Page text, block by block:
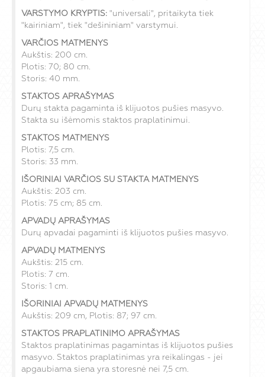
VARSTYMO KRYPTIS: "universali", pritaikyta tiek
"kairiniam", tiek "dešininiam" varstymui.
VARČIOS MATMENYS
Aukštis: 200 cm.
Plotis: 70; 80 cm.
Storis: 40 mm.
STAKTOS APRAŠYMAS
Durų stakta pagaminta iš klijuotos pušies masyvo.
Stakta su išėmomis staktos praplatinimui.
STAKTOS MATMENYS
Plotis: 7,5 cm.
Storis: 33 mm.
IŠORINIAI VARČIOS SU STAKTA MATMENYS
Aukštis: 203 cm.
Plotis: 75 cm; 85 cm.
APVADŲ APRAŠYMAS
Durų apvadai pagaminti iš klijuotos pušies masyvo.
APVADŲ MATMENYS
Aukštis: 215 cm.
Plotis: 7 cm.
Storis: 1 cm.
IŠORINIAI APVADŲ MATMENYS
Aukštis: 209 cm, Plotis: 87; 97 cm.
STAKTOS PRAPLATINIMO APRAŠYMAS
Staktos praplatinimas pagamintas iš klijuotos pušies
masyvo. Staktos praplatinimas yra reikalingas - jei
apgaubiama siena yra storesnė nei 7,5 cm.